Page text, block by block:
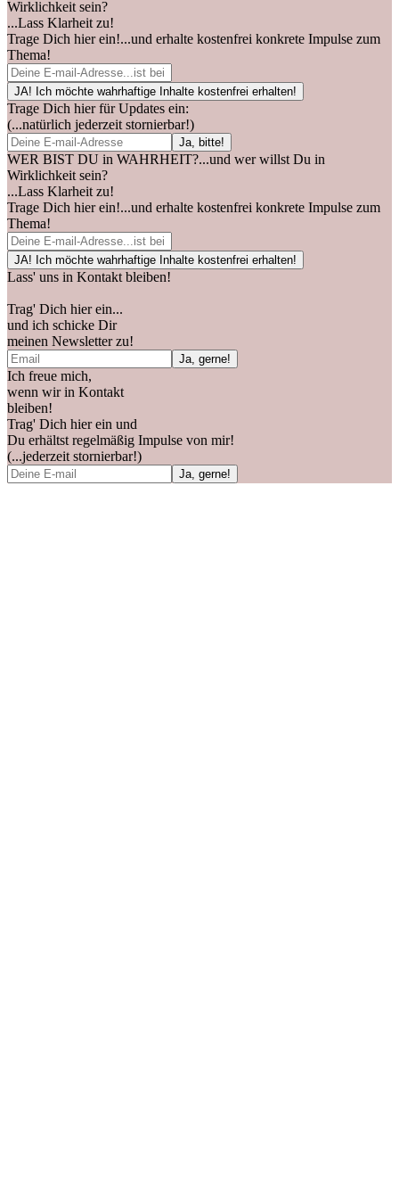
Wirklichkeit sein?
...Lass Klarheit zu!
Trage Dich hier ein!...und erhalte kostenfrei konkrete Impulse zum
Thema!
Trage Dich hier für Updates ein:
(...natürlich jederzeit stornierbar!)
WER BIST DU in WAHRHEIT?...und wer willst Du in
Wirklichkeit sein?
...Lass Klarheit zu!
Trage Dich hier ein!...und erhalte kostenfrei konkrete Impulse zum
Thema!
Lass' uns in Kontakt bleiben!
Trag' Dich hier ein...
und ich schicke Dir
meinen Newsletter zu!
Ich freue mich,
wenn wir in Kontakt
bleiben!
Trag' Dich hier ein und
Du erhältst regelmäßig Impulse von mir!
(...jederzeit stornierbar!)